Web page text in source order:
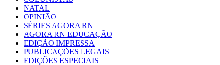
NATAL
OPINIÃO
SÉRIES AGORA RN
AGORA RN EDUCAÇÃO
EDIÇÃO IMPRESSA
PUBLICAÇÕES LEGAIS
EDIÇÕES ESPECIAIS